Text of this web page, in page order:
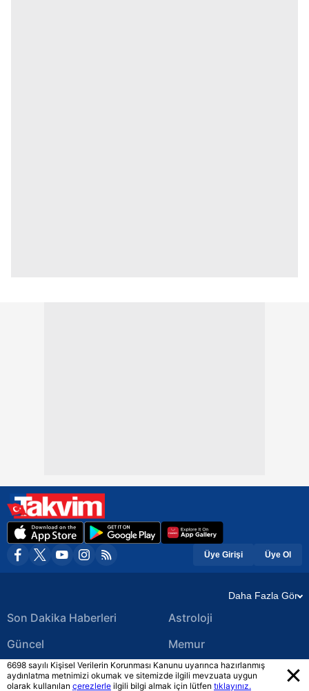
Üye Girişi Üye Ol
Daha Fazla Gör
Son Dakika Haberleri
Güncel
Ekonomi Haberleri
Astroloji
Memur
Yerel Haberler
6698 sayılı Kişisel Verilerin Korunması Kanunu uyarınca hazırlanmış
aydınlatma metnimizi okumak ve sitemizde ilgili mevzuata uygun
olarak kullanılan çerezlerle ilgili bilgi almak için lütfen tıklayınız.